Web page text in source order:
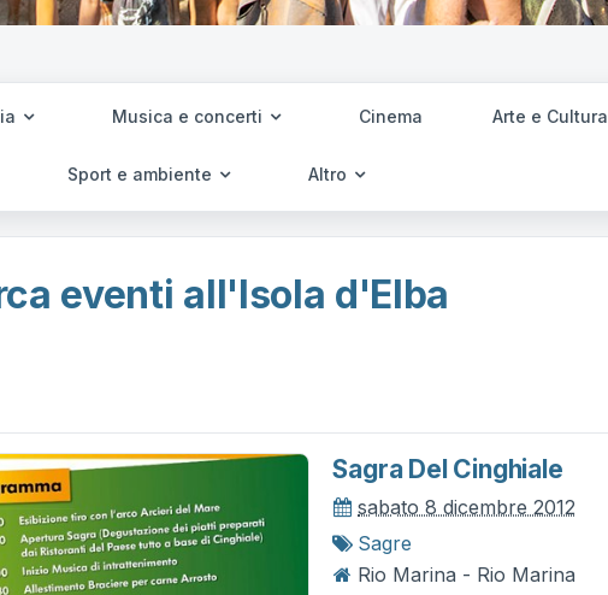
Musica e concerti Cinema Arte e Cultura
Sport e ambiente Altro
eventi all'Isola d'Elba
Sagra Del Cinghiale
sabato 8 dicembre 2012
Sagre
Rio Marina - Rio Marina